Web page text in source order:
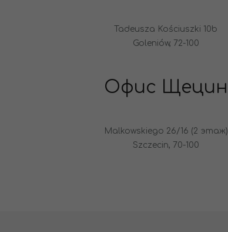
Tadeusza Kościuszki 10b
Goleniów, 72-100
Офис Щецин
Malkowskiego 26/16 (2 этаж)
Szczecin, 70-100